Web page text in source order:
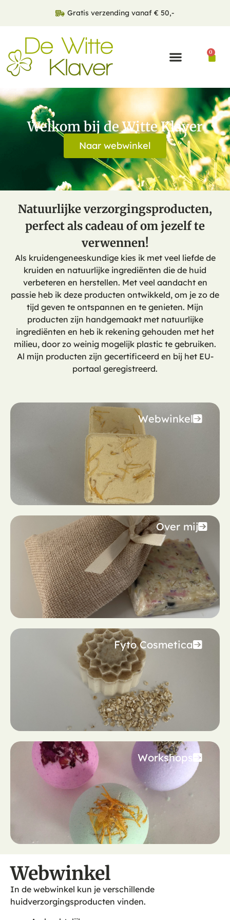
Gratis verzending vanaf € 50,-
0
Welkom bij de Witte Klaver
Naar webwinkel
Natuurlijke verzorgingsproducten,
perfect als cadeau of om jezelf te
verwennen!
Als kruidengeneeskundige kies ik met veel liefde de
kruiden en natuurlijke ingrediënten die de huid
verbeteren en herstellen. Met veel aandacht en
passie heb ik deze producten ontwikkeld, om je zo de
tijd geven te ontspannen en te genieten. Mijn
producten zijn handgemaakt met natuurlijke
ingrediënten en heb ik rekening gehouden met het
milieu, door zo weinig mogelijk plastic te gebruiken.
Al mijn producten zijn gecertificeerd en bij het EU-
portaal geregistreerd.
Webwinkel
Over mij
Fyto Cosmetica
Workshops
Webwinkel
In de webwinkel kun je verschillende
huidverzorgingsproducten vinden.